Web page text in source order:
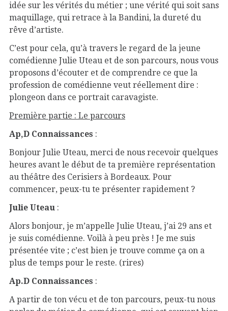
idée sur les vérités du métier ; une vérité qui soit sans
maquillage, qui retrace à la Bandini, la dureté du
rêve d’artiste.
C’est pour cela, qu’à travers le regard de la jeune
comédienne Julie Uteau et de son parcours, nous vous
proposons d’écouter et de comprendre ce que la
profession de comédienne veut réellement dire :
plongeon dans ce portrait caravagiste.
Première partie : Le parcours
Ap,D Connaissances :
Bonjour Julie Uteau, merci de nous recevoir quelques
heures avant le début de ta première représentation
au théâtre des Cerisiers à Bordeaux. Pour
commencer, peux-tu te présenter rapidement ?
Julie Uteau :
Alors bonjour, je m’appelle Julie Uteau, j’ai 29 ans et
je suis comédienne. Voilà à peu près ! Je me suis
présentée vite ; c’est bien je trouve comme ça on a
plus de temps pour le reste. (rires)
Ap.D Connaissances :
A partir de ton vécu et de ton parcours, peux-tu nous